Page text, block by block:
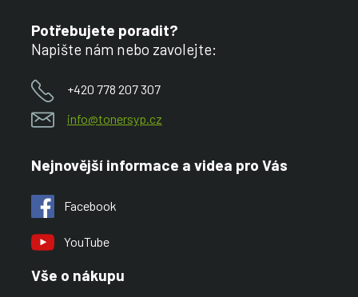
Potřebujete poradit?
Napište nám nebo zavolejte:
+420 778 207 307
info@tonersyp.cz
Nejnovější informace a videa pro Vás
Facebook
YouTube
Vše o nákupu